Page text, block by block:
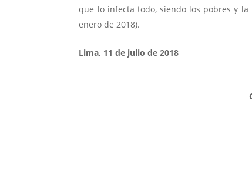
que lo infecta todo, siendo los pobres y la
enero de 2018).
Lima, 11 de julio de 2018